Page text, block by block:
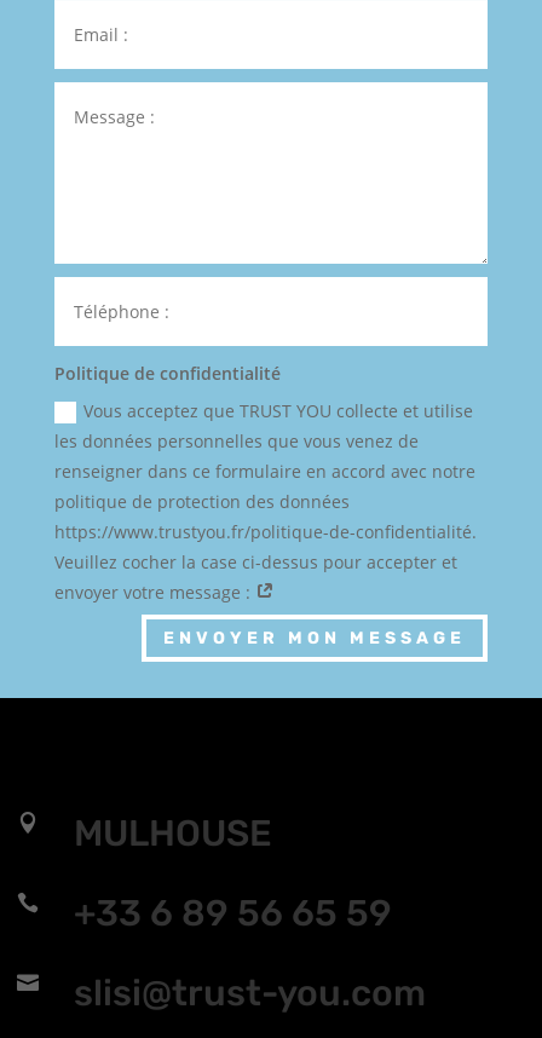
Politique de confidentialité
Vous acceptez que TRUST YOU collecte et utilise
les données personnelles que vous venez de
renseigner dans ce formulaire en accord avec notre
politique de protection des données
https://www.trustyou.fr/politique-de-confidentialité.
Veuillez cocher la case ci-dessus pour accepter et
envoyer votre message :
ENVOYER MON MESSAGE
 MULHOUSE
 +33 6 89 56 65 59
 slisi@trust-you.com